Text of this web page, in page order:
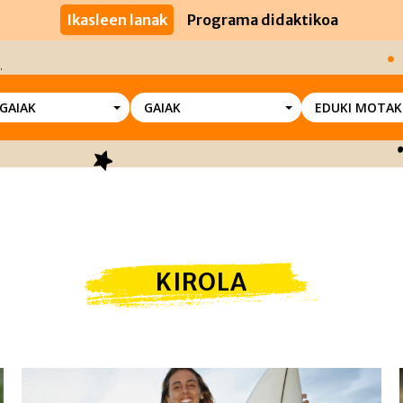
Ikasleen lanak Programa didaktikoa
GAIAK EDUKI MOTAK
KIROLA